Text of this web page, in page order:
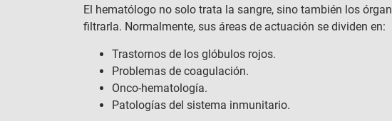
El hematólogo no solo trata la sangre, sino también los
filtrarla. Normalmente, sus áreas de actuación se dividen en:
Trastornos de los glóbulos rojos.
Problemas de coagulación.
Onco-hematología.
Patologías del sistema inmunitario.